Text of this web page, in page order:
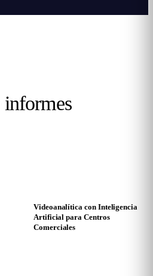
informes
Videoanalítica con Inteligencia
Artificial para Centros
Comerciales